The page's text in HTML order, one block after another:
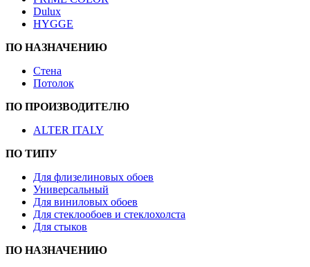
Dulux
HYGGE
ПО НАЗНАЧЕНИЮ
Стена
Потолок
ПО ПРОИЗВОДИТЕЛЮ
ALTER ITALY
ПО ТИПУ
Для флизелиновых обоев
Универсальный
Для виниловых обоев
Для стеклообоев и стеклохолста
Для стыков
ПО НАЗНАЧЕНИЮ